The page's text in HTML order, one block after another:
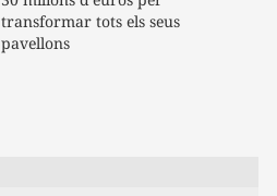
transformar tots els seus
pavellons